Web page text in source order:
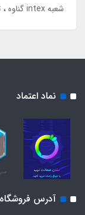
شعبه intex گناوه
نماد اعتماد
آدرس